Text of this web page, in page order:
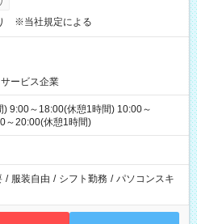
※当社規定による
ービス企業
9:00～18:00(休憩1時間) 10:00～
～20:00(休憩1時間)
/ 服装自由 / シフト勤務 / パソコンスキ